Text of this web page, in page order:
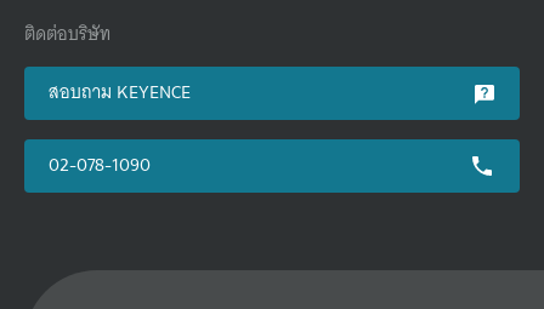
ติดต่อบริษัท
สอบถาม KEYENCE
02-078-1090